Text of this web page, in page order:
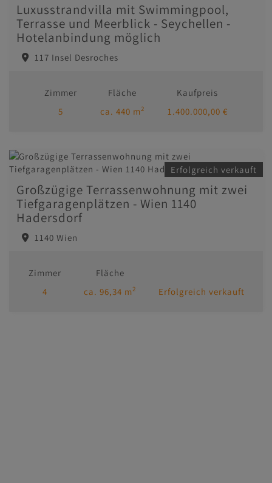
Luxusstrandvilla mit Swimmingpool,
Terrasse und Meerblick - Seychellen -
Hotelanbindung möglich
117 Insel Desroches
Zimmer
5
Fläche
ca. 440 m2
Kaufpreis
1.400.000,00 €
Erfolgreich verkauft
Großzügige Terrassenwohnung mit zwei
Tiefgaragenplätzen - Wien 1140
Hadersdorf
1140 Wien
Zimmer
4
Fläche
ca. 96,34 m2 Erfolgreich verkauft